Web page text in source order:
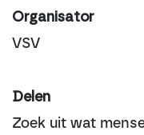
Organisator
VSV
Delen
Zoek uit wat